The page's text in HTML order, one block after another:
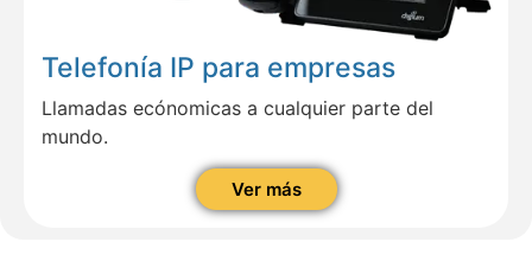
Telefonía IP para empresas
Llamadas ecónomicas a cualquier parte del
mundo.
Ver más